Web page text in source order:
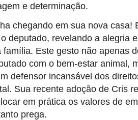
e determinação.
chegando em sua nova casa!
deputado, revelando a alegria
família. Este gesto não apenas
com o bem-estar animal,
defensor incansável dos
Sua recente adoção de Cris
em prática os valores de
prega.